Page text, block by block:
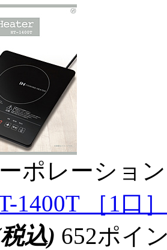
ポレーション
1400T ［1口］
込) 652ポイ